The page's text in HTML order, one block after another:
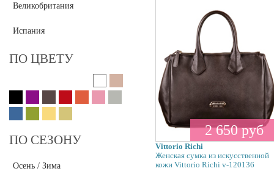
Gaude
Gianfranco Sisti
Giglio Fiorentino
Ginger Queen
Gironacci
INNUE
Великобритания
Испания
ПО ЦВЕТУ
ПО СЕЗОНУ
Осень / Зима
2 650 руб
Vittorio Richi
Женская сумка из искусственной
кожи Vittorio Richi v-120136